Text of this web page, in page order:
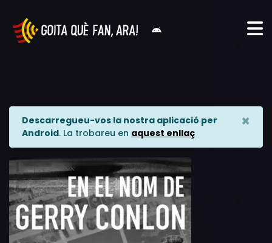
Descarregueu-vos la nostra aplicació per
Android. La trobareu en aquest enllaç
×